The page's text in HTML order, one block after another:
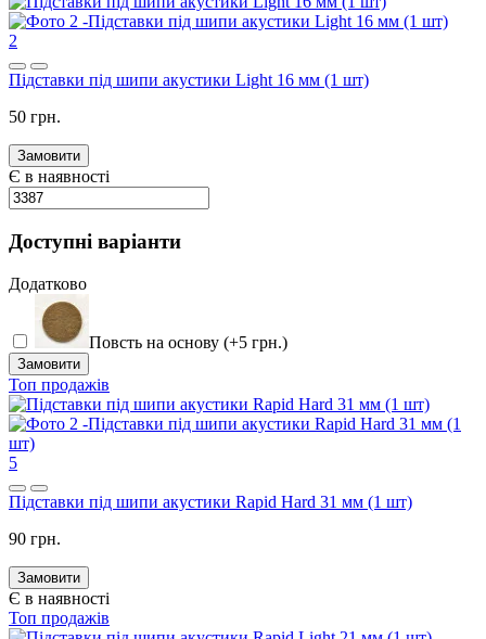
2
Підставки під шипи акустики Light 16 мм (1 шт)
50 грн.
Замовити
Є в наявності
Доступні варіанти
Додатково
Повсть на основу (+5 грн.)
Замовити
Топ продажів
5
Підставки під шипи акустики Rapid Hard 31 мм (1 шт)
90 грн.
Замовити
Є в наявності
Топ продажів